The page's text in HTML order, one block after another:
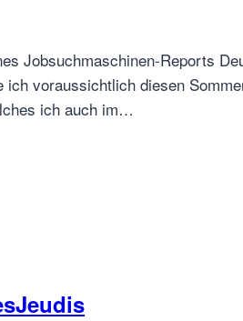
Jobsuchmaschinen-Reports
voraussichtlich diesen
ich auch im…